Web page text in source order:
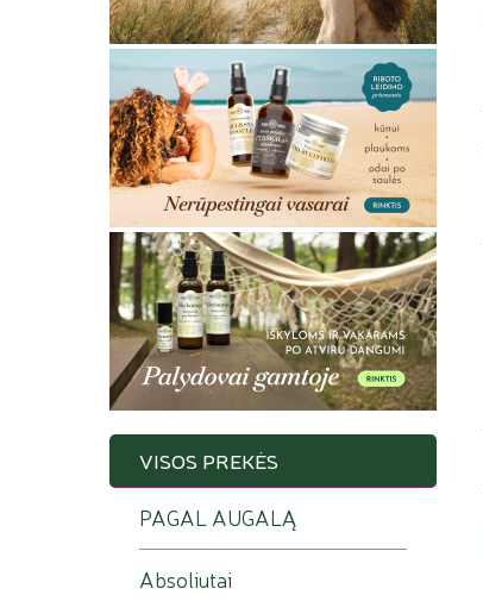
VISOS PREKĖS
PAGAL AUGALĄ
Absoliutai